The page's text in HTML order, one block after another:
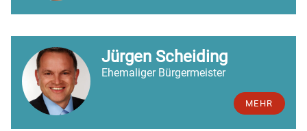
Jürgen Scheiding
Ehemaliger Bürgermeister
MEHR